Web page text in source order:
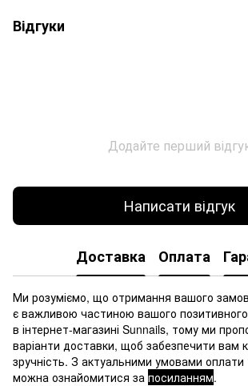
Відгуки
Додайте перший
Написати відгук
Доставка Оплата
Ми розуміємо, що отримання вашого
є важливою частиною вашого позитивного
в інтернет-магазині Sunnails, тому ми
варіанти доставки, щоб забезпечити вам
зручність. З актуальними умовами
можна ознайомитися за посиланням.